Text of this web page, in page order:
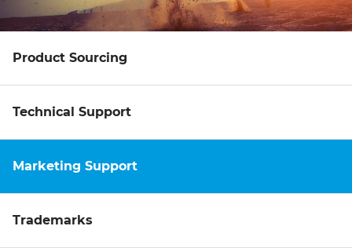
了解有关吊牌的所有信息
了解有关商标许可的所有信息
了解测试产品
Product Sourcing
Technical Support
Marketing Support
Trademarks